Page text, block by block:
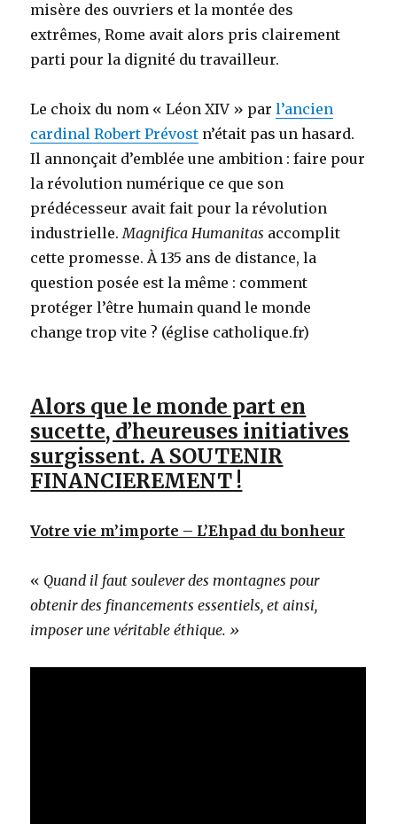
misère des ouvriers et la montée des
extrêmes, Rome avait alors pris clairement
parti pour la dignité du travailleur.
Le choix du nom « Léon XIV » parl’ancien
cardinal Robert Prévost n’était pas un hasard.
Il annonçait d’emblée une ambition : faire pour
la révolution numérique ce que son
prédécesseur avait fait pour la révolution
industrielle.Magnifica Humanitas accomplit
cette promesse. À 135 ans de distance, la
question posée est la même : comment
protéger l’être humain quand le monde
change trop vite ? (église catholique.fr)
Alors que le monde part en
sucette, d’heureuses initiatives
surgissent. A SOUTENIR
FINANCIEREMENT !
Votre vie m’importe – L’Ehpad du bonheur
« Quand il faut soulever des montagnes pour
obtenir des financements essentiels, et ainsi,
imposer une véritable éthique. »